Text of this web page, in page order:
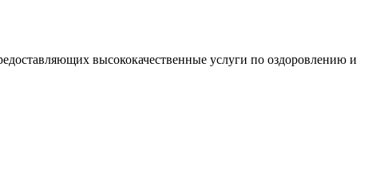
высококачественные услуги по оздоровлению и